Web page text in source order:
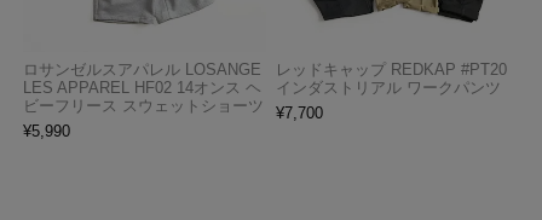
ロサンゼルスアパレル LOSANGE
LES APPAREL HF02 14オンス ヘ
ビーフリース スウェットショーツ
¥5,990
レッドキャップ REDKAP #PT20
インダストリアル ワークパンツ
¥7,700